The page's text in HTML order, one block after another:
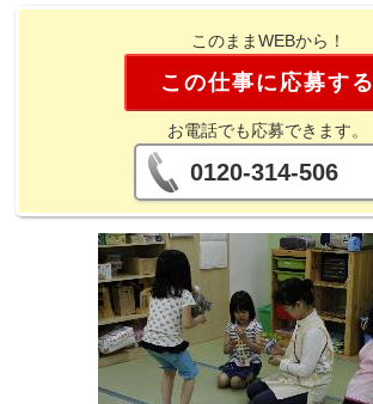
このままWEBから！
この仕事に応募する
お電話でも応募できます。
0120-314-506